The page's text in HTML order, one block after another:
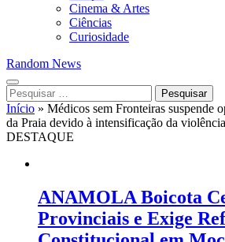
Cinema & Artes
Ciências
Curiosidade
Random News
Pesquisar
por:
Início » Médicos sem Fronteiras suspende
da Praia devido à intensificação da violência
DESTAQUE
ANAMOLA Boicota
Provinciais e Exige